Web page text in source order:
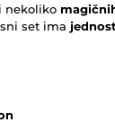
nekoliko
set ima